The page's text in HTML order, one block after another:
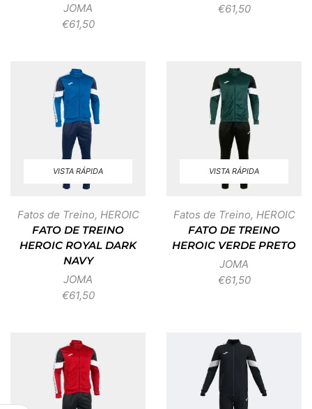
JOMA
€61,50
€61,50
VISTA RÁPIDA
Fatos de Treino, HEROIC
FATO DE TREINO
HEROIC ROYAL DARK
NAVY
JOMA
€61,50
VISTA RÁPIDA
Fatos de Treino, HEROIC
FATO DE TREINO
HEROIC VERDE PRETO
JOMA
€61,50